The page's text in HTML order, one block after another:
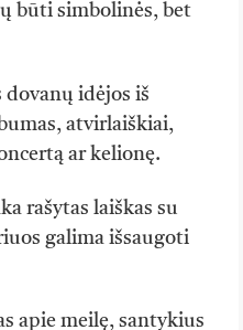
būti simbolinės, bet
idėjos iš
atvirlaiškiai,
ar kelionę.
rašytas laiškas su
galima išsaugoti
apie meilę, santykius